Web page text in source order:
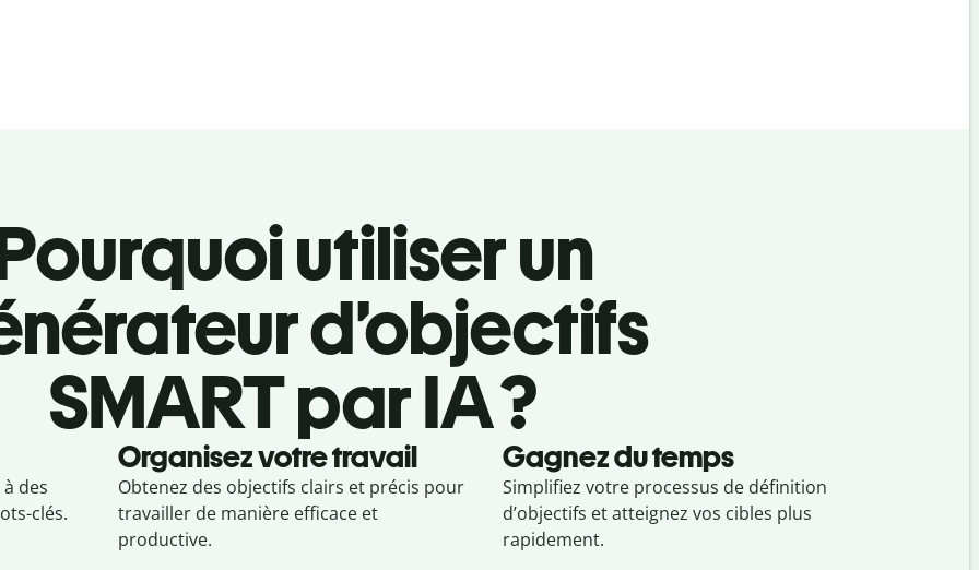
utiliser un
d’objectifs
SMART par IA ?
des
clés.
Organisez votre travail
Obtenez des objectifs clairs et précis pour
travailler de manière efficace et
productive.
Gagnez du temps
Simplifiez votre processus de définition
d’objectifs et atteignez vos cibles plus
rapidement.